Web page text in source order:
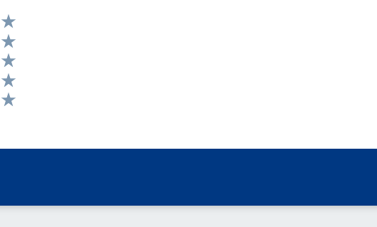
Valuta 5 stelle su 5
Valuta 4 stelle su 5
Valuta 3 stelle su 5
Valuta 2 stelle su 5